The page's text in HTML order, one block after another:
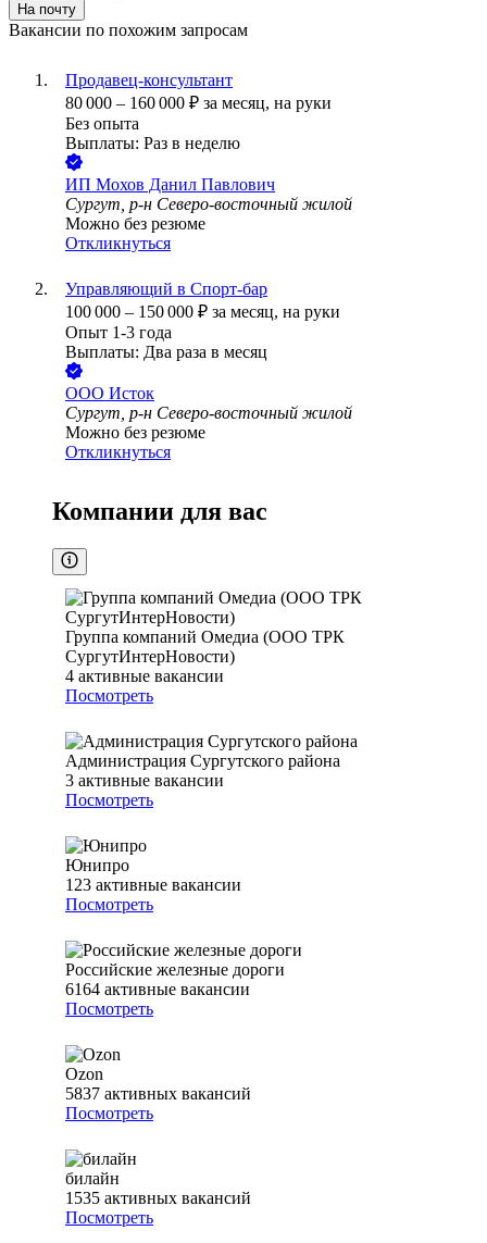
На почту
Вакансии по похожим запросам
Продавец-консультант
80 000 – 160 000 ₽ за месяц, на руки
Без опыта
Выплаты: Раз в неделю
ИП Мохов Данил Павлович
Сургут, р-н Северо-восточный жилой
Можно без резюме
Откликнуться
Управляющий в Спорт-бар
100 000 – 150 000 ₽ за месяц, на руки
Опыт 1-3 года
Выплаты: Два раза в месяц
ООО Исток
Сургут, р-н Северо-восточный жилой
Можно без резюме
Откликнуться
Компании для вас
Группа компаний Омедиа (ООО ТРК
СургутИнтерНовости)
4 активные вакансии
Посмотреть
Администрация Сургутского района
3 активные вакансии
Посмотреть
Юнипро
123 активные вакансии
Посмотреть
Российские железные дороги
6164 активные вакансии
Посмотреть
Ozon
5837 активных вакансий
Посмотреть
билайн
1535 активных вакансий
Посмотреть